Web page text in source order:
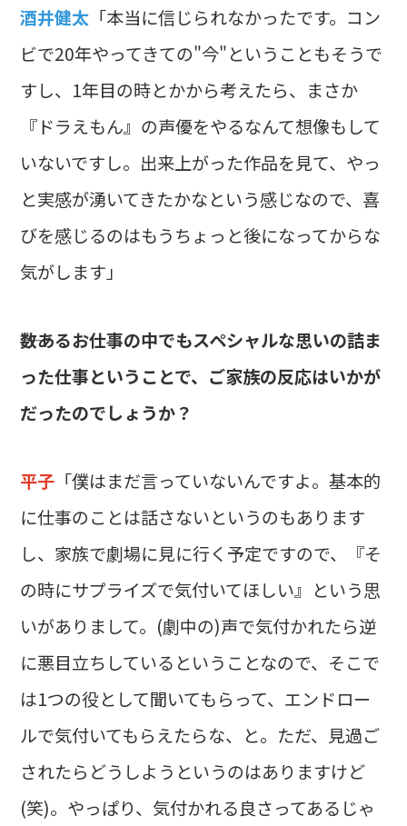
酒井健太 「本当に信じられなかったです。コン
ビで20年やってきての"今"ということもそうで
すし、1年目の時とかから考えたら、まさか
『ドラえもん』の声優をやるなんて想像もして
いないですし。出来上がった作品を見て、やっ
と実感が湧いてきたかなという感じなので、喜
びを感じるのはもうちょっと後になってからな
気がします」
――数あるお仕事の中でもスペシャルな思いの詰ま
った仕事ということで、ご家族の反応はいかが
だったのでしょうか？
平子 「僕はまだ言っていないんですよ。基本的
に仕事のことは話さないというのもあります
し、家族で劇場に見に行く予定ですので、『そ
の時にサプライズで気付いてほしい』という思
いがありまして。(劇中の)声で気付かれたら逆
に悪目立ちしているということなので、そこで
は1つの役として聞いてもらって、エンドロー
ルで気付いてもらえたらな、と。ただ、見過ご
されたらどうしようというのはありますけど
(笑)。やっぱり、気付かれる良さってあるじゃ